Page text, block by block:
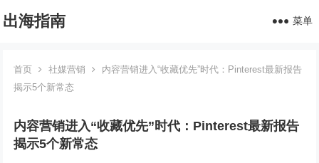
出海指南 菜单
首页 社媒营销
内容营销进入“收藏优先”时代：Pinterest最新报告
揭示5个新常态
内容营销进入“收藏优先”时代：Pinterest最新报告
揭示5个新常态